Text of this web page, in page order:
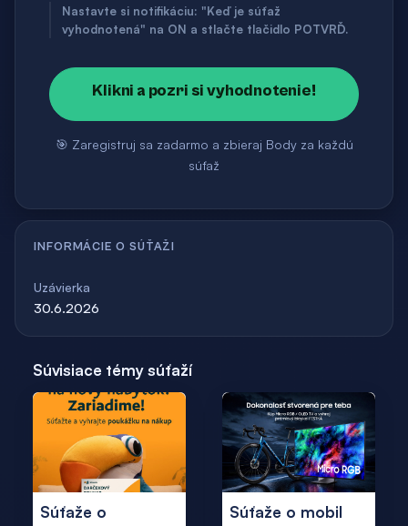
Nastavte si notifikáciu: "Keď je súťaž
vyhodnotená" na ON a stlačte tlačidlo POTVRĎ.
Klikni a pozri si vyhodnotenie!
🎯 Zaregistruj sa zadarmo a zbieraj Body za každú
súťaž
INFORMÁCIE O SÚŤAŽI
Uzávierka
30.6.2026
Súvisiace témy súťaží
Súťaže o
Súťaže o mobil